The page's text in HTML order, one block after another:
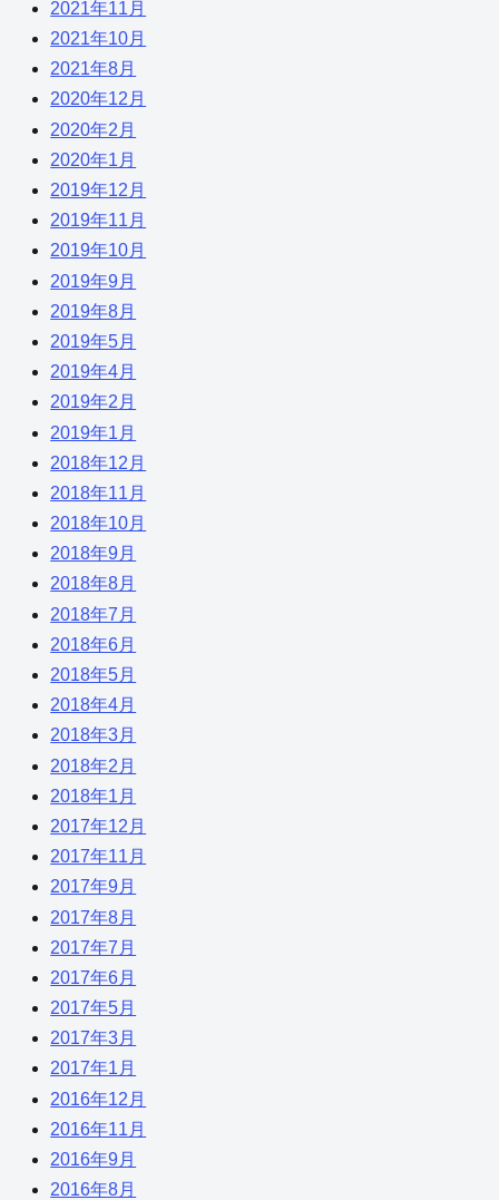
2021年11月
2021年10月
2021年8月
2020年12月
2020年2月
2020年1月
2019年12月
2019年11月
2019年10月
2019年9月
2019年8月
2019年5月
2019年4月
2019年2月
2019年1月
2018年12月
2018年11月
2018年10月
2018年9月
2018年8月
2018年7月
2018年6月
2018年5月
2018年4月
2018年3月
2018年2月
2018年1月
2017年12月
2017年11月
2017年9月
2017年8月
2017年7月
2017年6月
2017年5月
2017年3月
2017年1月
2016年12月
2016年11月
2016年9月
2016年8月